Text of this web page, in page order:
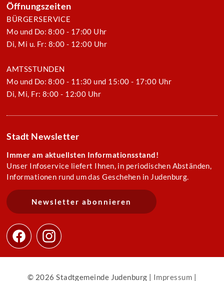
Öffnungszeiten
BÜRGERSERVICE
Mo und Do: 8:00 - 17:00 Uhr
Di, Mi u. Fr: 8:00 - 12:00 Uhr
AMTSSTUNDEN
Mo und Do: 8:00 - 11:30 und 15:00 - 17:00 Uhr
Di, Mi, Fr: 8:00 - 12:00 Uhr
Stadt Newsletter
Immer am aktuellsten Informationsstand!
Unser Infoservice liefert Ihnen, in periodischen Abständen,
Informationen rund um das Geschehen in Judenburg.
Newsletter abonnieren
© 2026 Stadtgemeinde Judenburg | Impressum |